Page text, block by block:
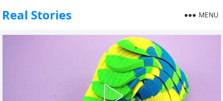
Real Stories MENU